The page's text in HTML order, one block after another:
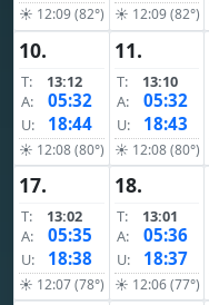
☀ 12:09 (82°) ☀ 12:09 (82°)
10.
T:
13:12
A:
05:32
U: 18:44
☀ 12:08 (80°)
11.
T:
13:10
A:
05:32
U: 18:43
☀ 12:08 (80°)
17.
T:
13:02
A:
05:35
U: 18:38
☀ 12:07 (78°)
18.
T:
13:01
A:
05:36
U: 18:37
☀ 12:06 (77°)